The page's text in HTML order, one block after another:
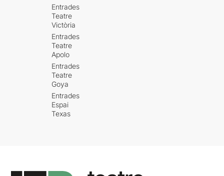
Entrades
Teatre
Victòria
Entrades
Teatre
Apolo
Entrades
Teatre
Goya
Entrades
Espai
Texas